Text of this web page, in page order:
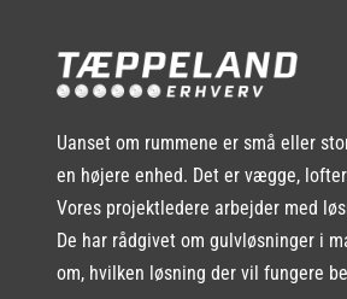
Uanset om rummene er små eller
en højere enhed. Det er vægge,
Vores projektledere arbejder med
De har rådgivet om gulvløsninger i
om, hvilken løsning der vil fungere